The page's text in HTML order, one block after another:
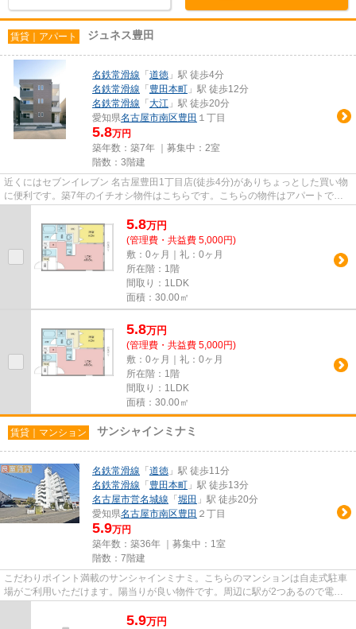
賃貸｜アパート ジュネス豊田
名鉄常滑線 「 道徳 」駅 徒歩4分
名鉄常滑線 「 豊田本町 」駅 徒歩12分
名鉄常滑線 「 大江 」駅 徒歩20分
愛知県名古屋市南区豊田 １丁目
5.8万円
築年数：築7年 ｜募集中： 2室
階数：3階建
近くにはセブンイレブン 名古屋豊田1丁目店(徒歩4分)がありちょっとした買い物
に便利です。築7年のイチオシ物件はこちらです。こちらの物件はアパートで
5.8万円
(管理費・共益費 5,000円)
敷：0ヶ月｜礼：0ヶ月
所在階：1階
間取り：1LDK
面積：30.00㎡
5.8万円
(管理費・共益費 5,000円)
敷：0ヶ月｜礼：0ヶ月
所在階：1階
間取り：1LDK
面積：30.00㎡
賃貸｜マンション サンシャインミナミ
名鉄常滑線 「 道徳 」駅 徒歩11分
名鉄常滑線 「 豊田本町 」駅 徒歩13分
名古屋市営名城線 「 堀田 」駅 徒歩20分
愛知県名古屋市南区豊田 ２丁目
5.9万円
築年数：築36年 ｜募集中： 1室
階数：7階建
こだわりポイント満載のサンシャインミナミ。こちらのマンションは自走式駐車
場がご利用いただけます。陽当りが良い物件です。周辺に駅が2つあるので電車
5.9万円